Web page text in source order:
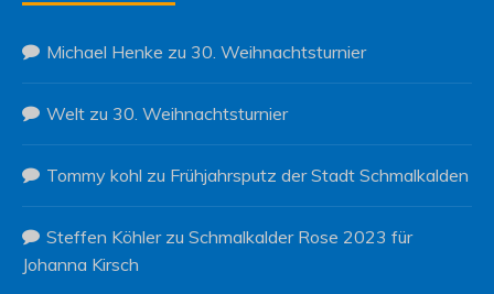
Michael Henke zu 30. Weihnachtsturnier
Welt zu 30. Weihnachtsturnier
Tommy kohl zu Frühjahrsputz der Stadt Schmalkalden
Steffen Köhlerzu Schmalkalder Rose 2023 für
Johanna Kirsch